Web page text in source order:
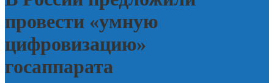
провести «умную
цифровизацию»
госаппарата